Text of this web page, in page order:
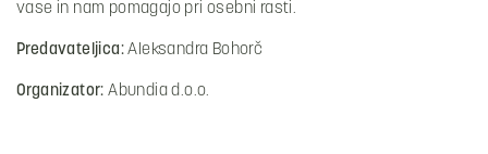
vase in nam pomagajo pri osebni rasti.
Predavateljica: Aleksandra Bohorč
Organizator: Abundia d.o.o.